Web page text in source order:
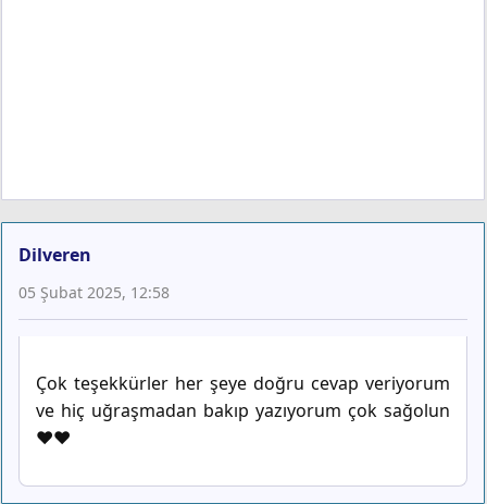
Dilveren
05 Şubat 2025, 12:58
Çok teşekkürler her şeye doğru cevap veriyorum
ve hiç uğraşmadan bakıp yazıyorum çok sağolun
❤️❤️